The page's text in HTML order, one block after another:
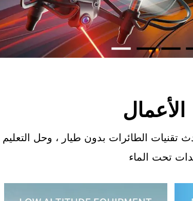
الأعمال
تقنيات الطائرات بدون طيار ، وحل التعليم